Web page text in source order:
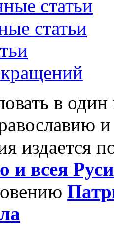
статьи
статьи
в
издается
и всея